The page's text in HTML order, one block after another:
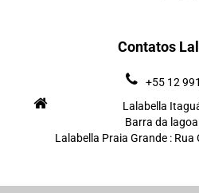
Contatos
+55 12
Lalabella
Barra da
Lalabella Praia Grande :